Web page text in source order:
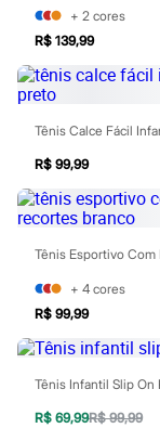
Sandálias
Tênis
Marcas
Baby Club
Miss Fifteen
Palomino
Moda íntima
Calcinhas
Cuecas
Meias
Pijamas
Biquínis e Maiôs
Blusas de proteção
Personagens
Disney
Hello Kitty
Homem Aranha
+ 2 cores
R$ 139,99
R$ 99,99
+ 4 cores
R$ 99,99
R$ 69,99R$ 99,99